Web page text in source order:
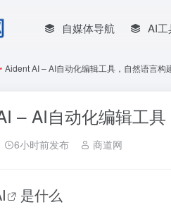
自媒体导航 AI工
• Aident AI – AI自动化编辑工具，自然语言构
– AI自动化编辑工
6小时前发布 商道网
是什么